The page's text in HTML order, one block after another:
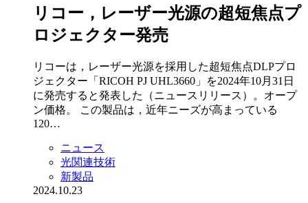
リコー，レーザー光源の超短焦点プ
ロジェクター発売
リコーは，レーザー光源を採用した超短焦点DLPプロ
ジェクター「RICOH PJ UHL3660」を2024年10月31日
に発売すると発表した（ニュースリリース）。オープ
ン価格。 この製品は，近年ニーズが高まっている
120…
ニュース
光関連技術
新製品
2024.10.23